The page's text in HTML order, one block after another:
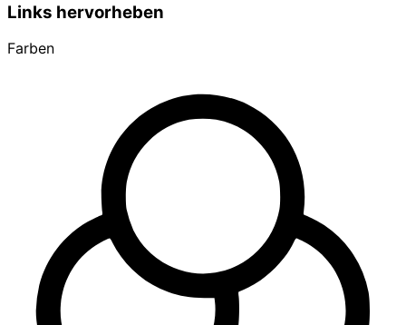
Links hervorheben
Farben